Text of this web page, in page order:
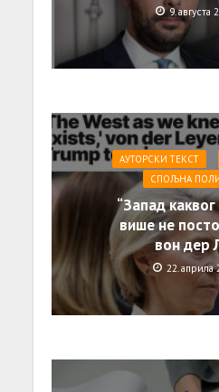
9. августа
АУТОРСКИ ТЕКСТ
СПОЉНА
“Запад
више не
вон дер
22. априла